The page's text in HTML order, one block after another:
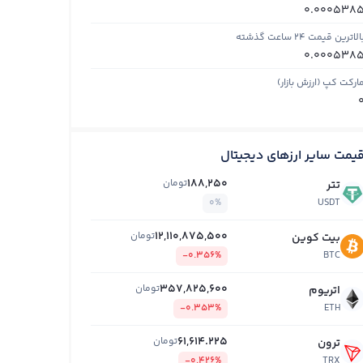
0.0005385
قیمت ۲۴ ساعت گذشته
0.0005385
مارکت کپ (ارزش بازار)
0
قیمت سایر ارزهای دیجیتال
تتر
USDT
188,250تومان
0%
بیت کوین
BTC
12,110,875,500تومان
-0.356%
اتریوم
ETH
357,825,600تومان
-0.353%
ترون 61,614.225تومان